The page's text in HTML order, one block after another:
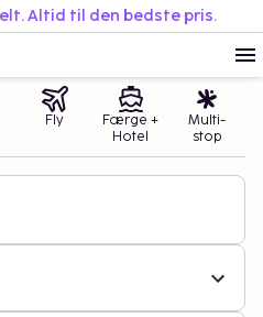
Altid til den bedste pris.
Fly
Færge +
Hotel
Multi-
stop